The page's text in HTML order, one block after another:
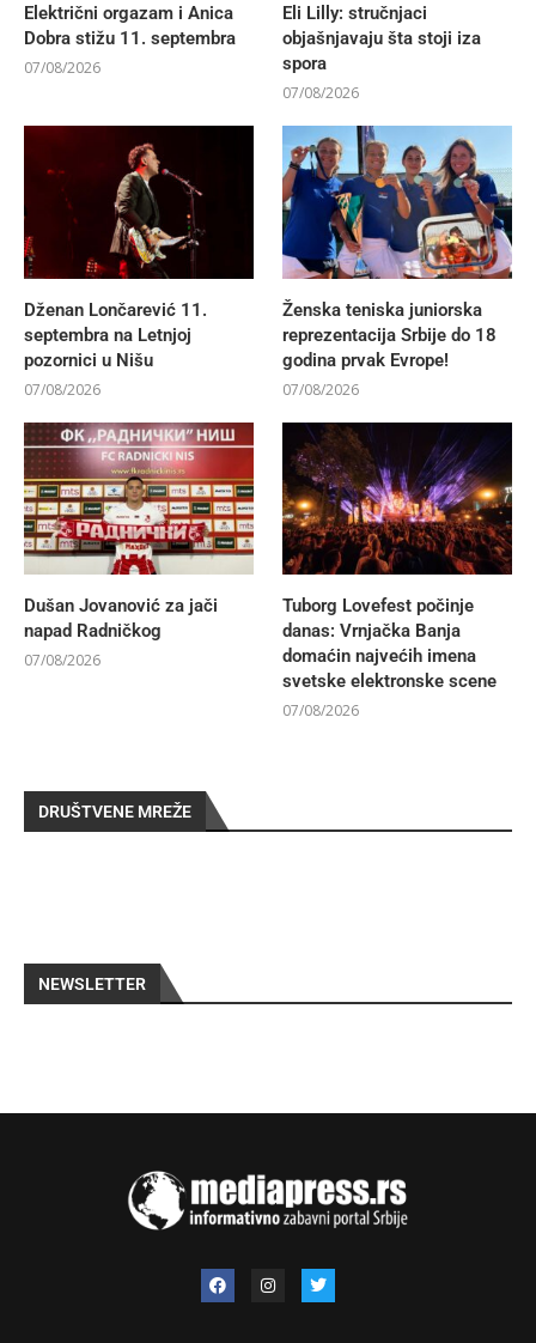
Električni orgazam i Anica
Dobra stižu 11. septembra
07/08/2026
Eli Lilly: stručnjaci
objašnjavaju šta stoji iza
spora
07/08/2026
Dženan Lončarević 11.
septembra na Letnjoj
pozornici u Nišu
07/08/2026
Ženska teniska juniorska
reprezentacija Srbije do 18
godina prvak Evrope!
07/08/2026
Dušan Jovanović za jači
napad Radničkog
07/08/2026
Tuborg Lovefest počinje
danas: Vrnjačka Banja
domaćin najvećih imena
svetske elektronske scene
07/08/2026
DRUŠTVENE MREŽE
NEWSLETTER